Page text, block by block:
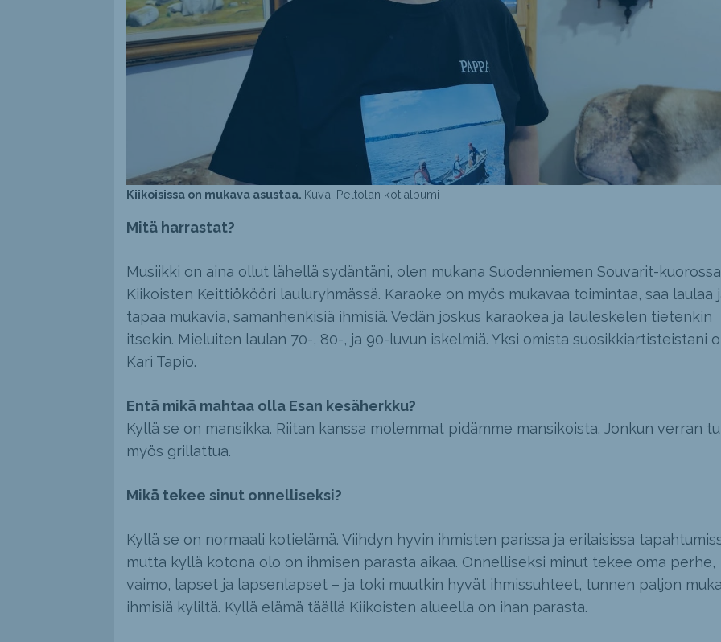
Kiikoisissa on mukava asustaa. Kuva: Peltolan kotialbumi
Mitä harrastat?
Musiikki on aina ollut lähellä sydäntäni, olen mukana Suodenniemen Souvarit-
Kiikoisten Keittiökööri lauluryhmässä. Karaoke on myös mukavaa toimintaa, saa laulaa
tapaa mukavia, samanhenkisiä ihmisiä. Vedän joskus karaokea ja lauleskelen tietenkin
itsekin. Mieluiten laulan 70-, 80-, ja 90-luvun iskelmiä. Yksi omista suosikkiartisteistani
Kari Tapio.
Entä mikä mahtaa olla Esan kesäherkku?
Kyllä se on mansikka. Riitan kanssa molemmat pidämme mansikoista. Jonkun verran
myös grillattua.
Mikä tekee sinut onnelliseksi?
Kyllä se on normaali kotielämä. Viihdyn hyvin ihmisten parissa ja erilaisissa
mutta kyllä kotona olo on ihmisen parasta aikaa. Onnelliseksi minut tekee oma perhe,
vaimo, lapset ja lapsenlapset – ja toki muutkin hyvät ihmissuhteet, tunnen paljon
ihmisiä kyliltä. Kyllä elämä täällä Kiikoisten alueella on ihan parasta.